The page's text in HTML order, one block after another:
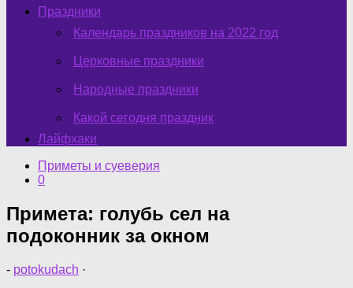
Праздники
Календарь праздников на 2022 год
Церковные праздники
Народные праздники
Какой сегодня праздник
Лайфхаки
Приметы и суеверия
0
Примета: голубь сел на
подоконник за окном
- potokudach ·